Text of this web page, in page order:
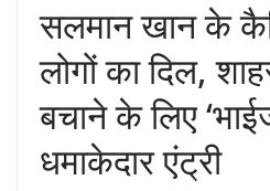
सलमान खान के
लोगों का दिल,
बचाने के लिए
धमाकेदार एंट्री